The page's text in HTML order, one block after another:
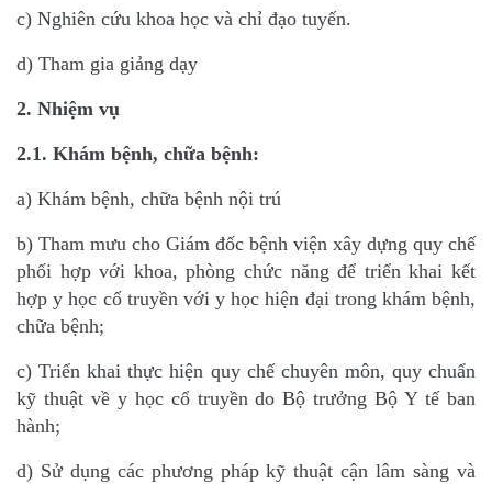
c) Nghiên cứu khoa học và chỉ đạo tuyến.
d) Tham gia giảng dạy
2. Nhiệm vụ
2.1. Khám bệnh, chữa bệnh:
a) Khám bệnh, chữa bệnh nội trú
b) Tham mưu cho Giám đốc bệnh viện xây dựng quy chế
phối hợp với khoa, phòng chức năng để triển khai kết
hợp y học cổ truyền với y học hiện đại trong khám bệnh,
chữa bệnh;
c) Triển khai thực hiện quy chế chuyên môn, quy chuẩn
kỹ thuật về y học cổ truyền do Bộtrưởng Bộ Y tế ban
hành;
d) Sử dụng các phương pháp kỹ thuật cận lâm sàng và